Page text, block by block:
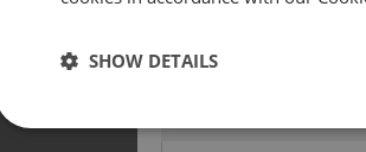
SHOW DETAILS